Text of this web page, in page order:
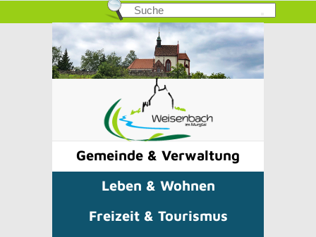
Gemeinde & Verwaltung
Leben & Wohnen
Freizeit & Tourismus